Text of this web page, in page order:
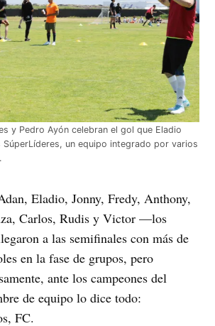
y Pedro Ayón celebran el gol que Eladio
un equipo integrado por varios
Eladio, Jonny, Fredy, Anthony,
Carlos, Rudis y Victor —los
a las semifinales con más de
en la fase de grupos, pero
ante los campeones del
de equipo lo dice todo:
FC.